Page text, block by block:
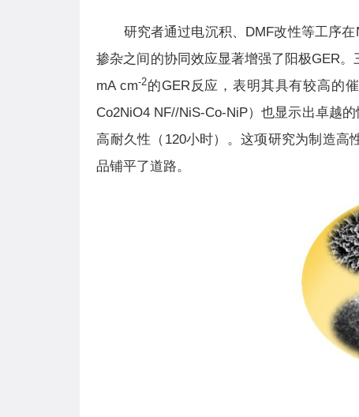
研究者通过电沉积、DMF改性等工序
掺杂之间的协同效应显著增强了阳极GER
mA cm-2的GER反应，表明其具有较高的
Co2NiO4 NF//NiS-Co-NiP）也显示出卓越
高耐久性（120小时）。这项研究为制造高
品铺平了道路。